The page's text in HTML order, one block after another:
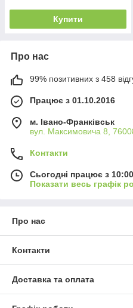
Купити
Про нас
99% позитивних з 458
Працює з 01.10.2016
м. Івано-Франківськ
вул. Максимовича 8,
Контакти
Сьогодні працює з
Показати весь графік
Про нас
Контакти
Доставка та оплата